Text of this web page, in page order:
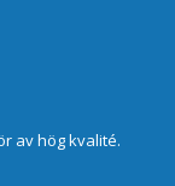
av hög kvalité.